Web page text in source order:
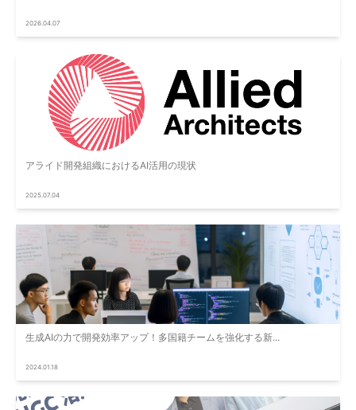
2026.04.07
アライド開発組織におけるAI活用の現状
2025.07.04
生成AIの力で開発効率アップ！多国籍チームを強化する新...
2024.01.18